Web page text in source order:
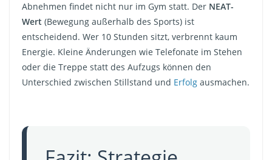
Abnehmen findet nicht nur im Gym statt. Der NEAT-
Wert (Bewegung außerhalb des Sports) ist
entscheidend. Wer 10 Stunden sitzt, verbrennt kaum
Energie. Kleine Änderungen wie Telefonate im Stehen
oder die Treppe statt des Aufzugs können den
Unterschied zwischen Stillstand und Erfolg ausmachen.